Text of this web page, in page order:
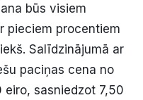
būs visiem
pieciem procentiem
Salīdzinājumā ar
paciņas cena no
sasniedzot 7,50